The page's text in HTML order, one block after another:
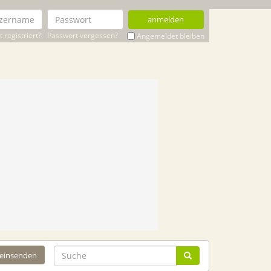
anmelden
registriert? Passwort vergessen? Angemeldet bleiben